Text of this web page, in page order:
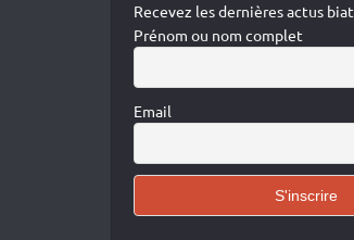
Recevez les dernières actus
Prénom ou nom complet
Email